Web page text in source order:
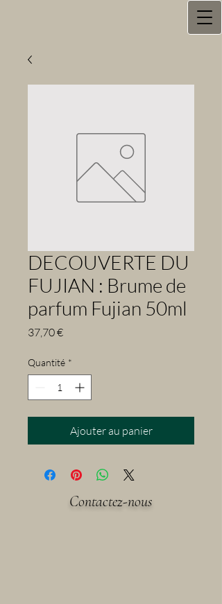
DECOUVERTE DU
FUJIAN : Brume de
parfum Fujian 50ml
37,70 €Prix
Quantité *
Ajouter au panier
Contactez-nous